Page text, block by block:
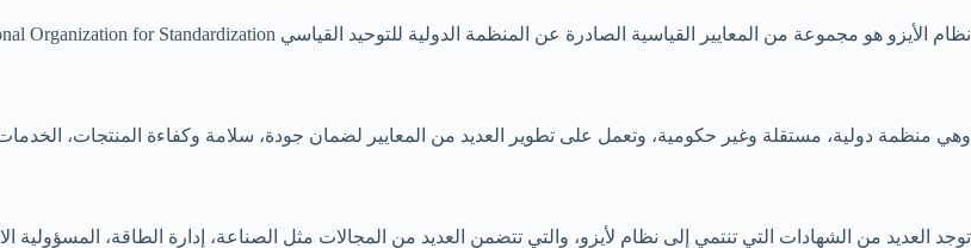
نظام الأيزو هو مجموعة من المعايير القياسية الصادرة عن المنظمة الدولية للتوحيد القياسي International Organization for Standardization، والتي تختصر بالرمز ISO.
وهي منظمة دولية، مستقلة وغير حكومية، وتعمل على تطوير العديد من المعايير لضمان جودة، سلامة وكفاءة المنتجات، الخدمات
توجد العديد من الشهادات التي تنتمي إلى نظام لأيزو، والتي تتضمن العديد من المجالات مثل الصناعة، إدارة الطاقة، المسؤولية